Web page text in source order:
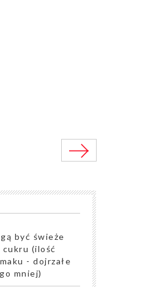
być świeże
cukru (ilość
- dojrzałe
mniej)